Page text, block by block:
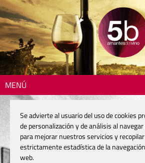
MENÚ
Se advierte al usuario del uso de cookies
de personalización y de análisis al
para mejorar nuestros servicios y
estrictamente estadística de la
web.